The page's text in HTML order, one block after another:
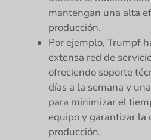
mantengan una alta
producción.
Por ejemplo, Trumpf
extensa red de
ofreciendo soporte
días a la semana y
para minimizar el
equipo y garantizar la
producción.